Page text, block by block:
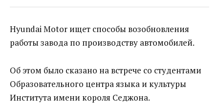
Hyundai Motor ищет способы возобновления
работы завода по производству автомобилей.
Об этом было сказано на встрече со студентами
Образовательного центра языка и культуры
Института имени короля Седжона.